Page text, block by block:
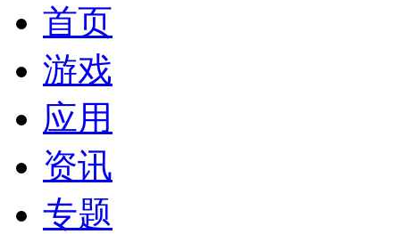
首页
游戏
应用
资讯
专题